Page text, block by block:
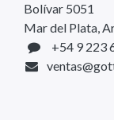
Bolívar 5051
Mar del Plata,
+54 9 223